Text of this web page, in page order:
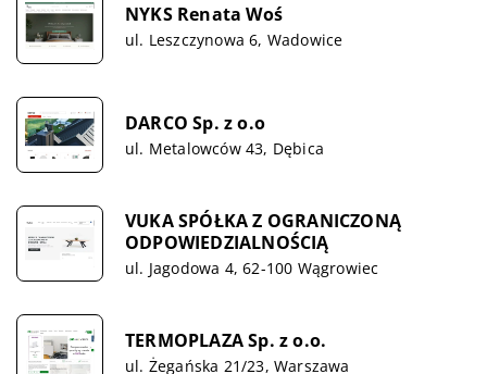
NYKS Renata Woś
ul. Leszczynowa 6, Wadowice
DARCO Sp. z o.o
ul. Metalowców 43, Dębica
VUKA SPÓŁKA Z OGRANICZONĄ
ODPOWIEDZIALNOŚCIĄ
ul. Jagodowa 4, 62-100 Wągrowiec
TERMOPLAZA Sp. z o.o.
ul. Żegańska 21/23, Warszawa